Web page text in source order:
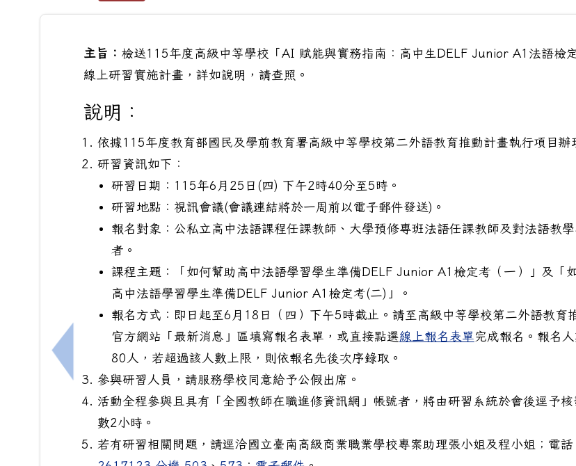
上一筆：日語教學培力工作坊
主旨： 檢送115年度高級中等學校「AI 賦能與實務指南：高中生DELF Junior A1法語檢定
線上研習實施計畫，詳如說明，請查照。
說明：
依據115年度教育部國民及學前教育署高級中等學校第二外語教育推動計畫執行項目辦
研習資訊如下：
研習日期：115年6月25日(四) 下午2時40分至5時。
研習地點：視訊會議(會議連結將於一周前以電子郵件發送)。
報名對象：公私立高中法語課程任課教師、大學預修專班法語任課教師及對法語教學
者。
課程主題：「如何幫助高中法語學習學生準備DELF Junior A1檢定考（一）」及「
高中法語學習學生準備DELF Junior A1檢定考(二)」。
報名方式：即日起至6月18日（四）下午5時截止。請至高級中等學校第二外語教育
官方網站「最新消息」區填寫報名表單，或直接點選線上報名表單完成報名。報名
80人，若超過該人數上限，則依報名先後次序錄取。
參與研習人員，請服務學校同意給予公假出席。
活動全程參與且具有「全國教師在職進修資訊網」帳號者，將由研習系統於會後逕予核
數2小時。
若有研習相關問題，請逕洽國立臺南高級商業職業學校專案助理張小姐及程小姐；電話